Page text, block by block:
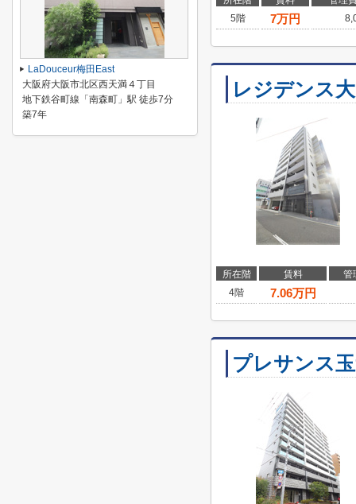
5階
7万円
レジデンス
所在階 賃料
管
4階
7.06万円
プレサンス
LaDouceur梅田East
大阪府大阪市北区西天満４丁目
地下鉄谷町線「南森町」駅 徒歩7分
築7年